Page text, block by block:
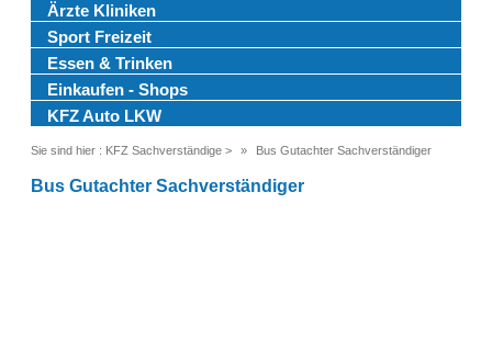
Ärzte Kliniken
Sport Freizeit
Essen & Trinken
Einkaufen - Shops
KFZ Auto LKW
Sie sind hier : KFZ Sachverständige > Bus Gutachter Sachverständiger
Bus Gutachter Sachverständiger